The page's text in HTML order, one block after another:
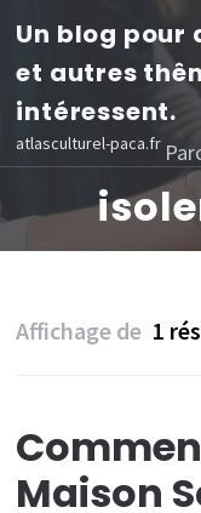
Aller
contenu
(Pressez
Entrée)
Un blog
et autres
intéressent.
atlasculturel-paca.fr
Affichage de 1
Maison